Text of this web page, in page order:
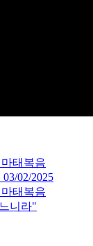
태복음
02/2025
태복음
니라"